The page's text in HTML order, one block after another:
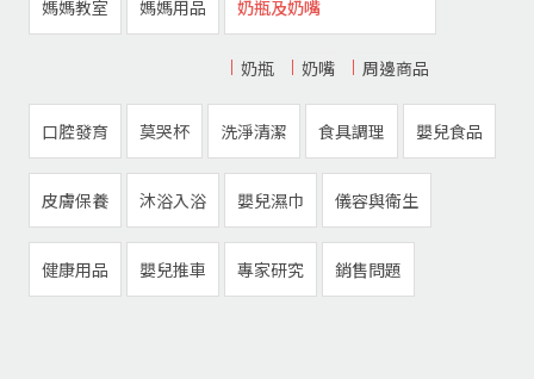
媽媽教室 媽媽用品 奶瓶及奶嘴
奶瓶 奶嘴 周邊商品
口腔發育 莫哭杯 洗淨清潔 食具調理 嬰兒食品
皮膚保養 沐浴入浴 嬰兒濕巾 儀容與衛生
健康用品 嬰兒推車 專家研究 銷售問題